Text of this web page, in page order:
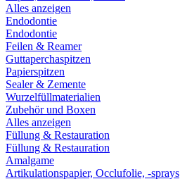
Alles anzeigen
Endodontie
Endodontie
Feilen & Reamer
Guttaperchaspitzen
Papierspitzen
Sealer & Zemente
Wurzelfüllmaterialien
Zubehör und Boxen
Alles anzeigen
Füllung & Restauration
Füllung & Restauration
Amalgame
Artikulationspapier, Occlufolie, -sprays